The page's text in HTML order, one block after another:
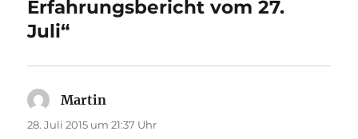
Erfahrungsbericht vom 27.
Juli“
Martin
28. Juli 2015 um 21:37 Uhr